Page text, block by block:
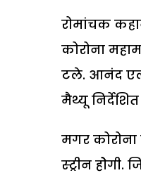
रोमांचक
कोरोना
टले. आनंद एल
मैथ्यू
मगर
स्ट्रीन